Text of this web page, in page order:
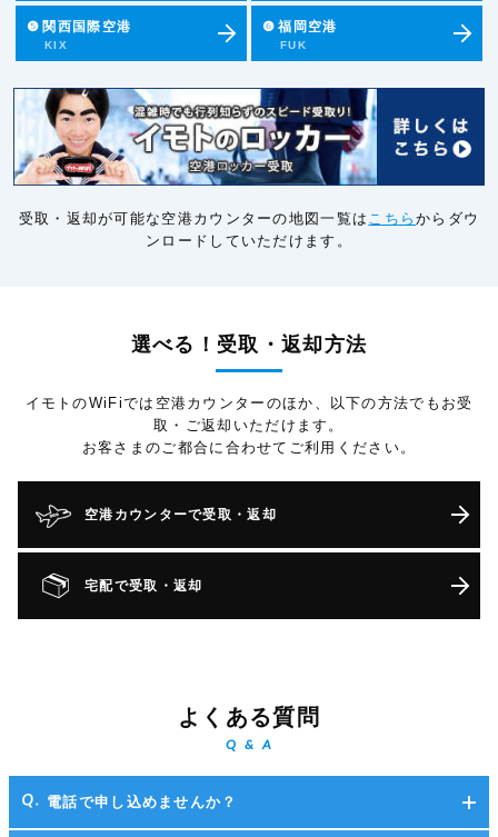
❺ 関西国際空港
KIX
❻ 福岡空港
FUK
受取・返却が可能な空港カウンターの地図一覧は こちらからダウ
ンロードしていただけます。
選べる！受取・返却方法
イモトのWiFiでは空港カウンターのほか、以下の方法でもお受
取・ご返却いただけます。
お客さまのご都合に合わせてご利用ください。
空港カウンターで受取・返却
宅配で受取・返却
よくある質問
Q & A
電話で申し込めませんか？